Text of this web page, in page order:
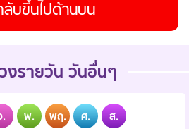
ลับขึ้นไปด้านบน
งรายวัน วันอื่นๆ
. พ. พฤ. ศ. ส.